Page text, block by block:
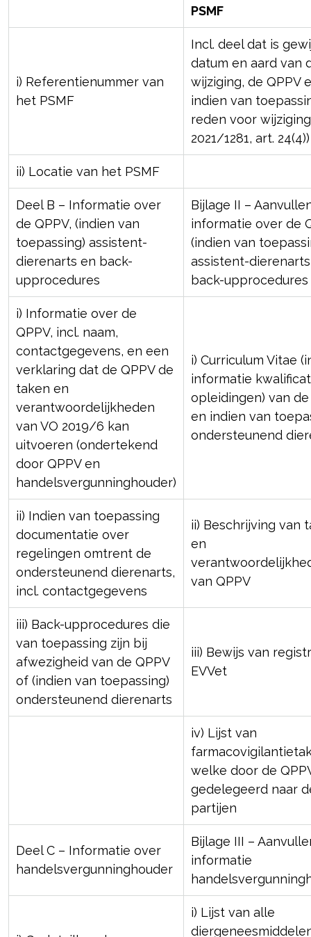
PSMF
i) Referentienummer van
het PSMF
Incl. deel dat is
datum en aard van
wijziging, de QPPV
indien van
reden voor
2021/1281, art. 24(4))
ii) Locatie van het PSMF
Deel B – Informatie over
de QPPV, (indien van
toepassing) assistent-
dierenarts en back-
upprocedures
Bijlage II –
informatie over de
(indien van
assistent-
back-upprocedures
i) Informatie over de
QPPV, incl. naam,
contactgegevens, en een
verklaring dat de QPPV de
taken en
verantwoordelijkheden
van VO 2019/6 kan
uitvoeren (ondertekend
door QPPV en
handelsvergunninghouder)
i) Curriculum Vitae
informatie
opleidingen) van de
en indien van
ondersteunend
ii) Indien van toepassing
documentatie over
regelingen omtrent de
ondersteunend dierenarts,
incl. contactgegevens
ii) Beschrijving van
en
van QPPV
iii) Back-upprocedures die
van toepassing zijn bij
afwezigheid van de QPPV
of (indien van toepassing)
ondersteunend dierenarts
iii) Bewijs van
EVVet
iv) Lijst van
welke door de
gedelegeerd naar
partijen
Deel C – Informatie over
handelsvergunninghouder
Bijlage III –
informatie
i) Lijst van alle